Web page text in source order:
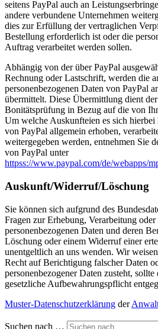
seitens PayPal auch an
andere verbundene Unternehmen
dies zur Erfüllung der vertraglichen
Bestellung erforderlich ist oder die
Auftrag verarbeitet werden sollen.
Abhängig von der über PayPal
Rechnung oder Lastschrift, werden die
personenbezogenen Daten von PayPal
übermittelt. Diese Übermittlung dient
Bonitätsprüfung in Bezug auf die von
Um welche Auskunfteien es sich
von PayPal allgemein erhoben,
weitergegeben werden, entnehmen Sie
von PayPal unter
httpss://www.paypal.com/de/webapps/
Auskunft/Widerruf/Löschung
Sie können sich aufgrund des
Fragen zur Erhebung, Verarbeitung
personenbezogenen Daten und deren
Löschung oder einem Widerruf einer
unentgeltlich an uns wenden. Wir
Recht auf Berichtigung falscher Daten
personenbezogener Daten zusteht,
gesetzliche Aufbewahrungspflicht
Muster-Datenschutzerklärung der
Suchen nach …